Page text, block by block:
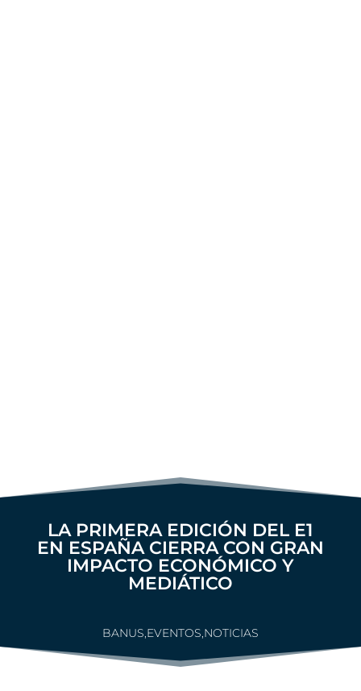
LA PRIMERA EDICIÓN DEL E1
EN ESPAÑA CIERRA CON GRAN
IMPACTO ECONÓMICO Y
MEDIÁTICO
BANUS,EVENTOS,NOTICIAS